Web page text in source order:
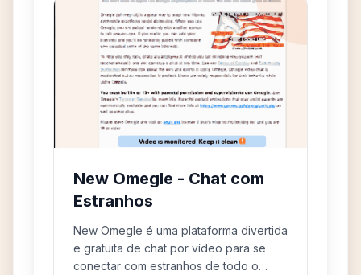
New Omegle - Chat com
Estranhos
New Omegle é uma plataforma divertida
e gratuita de chat por vídeo para se
conectar com estranhos de todo o